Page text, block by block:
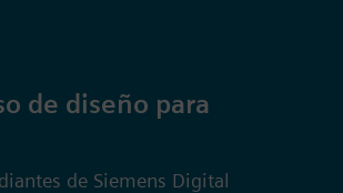
de diseño para
de Siemens Digital